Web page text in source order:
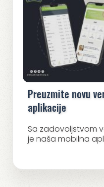
Preuzmite novu
aplikacije
Sa zadovoljstvom
je naša mobilna